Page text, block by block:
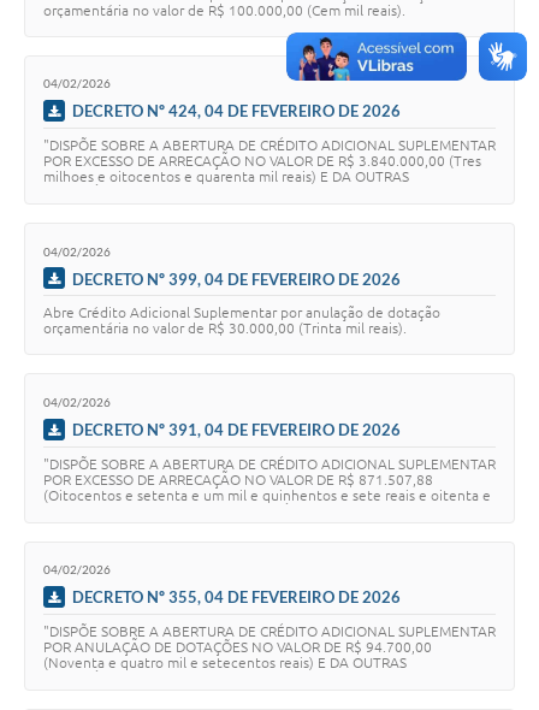
orçamentária no valor de R$ 100.000,00 (Cem mil reais).
04/02/2026
DECRETO Nº 424, 04 DE FEVEREIRO DE 2026
"DISPÕE SOBRE A ABERTURA DE CRÉDITO ADICIONAL SUPLEMENTAR
POR EXCESSO DE ARRECAÇÃO NO VALOR DE R$ 3.840.000,00 (Tres
milhoes e oitocentos e quarenta mil reais) E DA OUTRAS
04/02/2026
DECRETO Nº 399, 04 DE FEVEREIRO DE 2026
Abre Crédito Adicional Suplementar por anulação de dotação
orçamentária no valor de R$ 30.000,00 (Trinta mil reais).
04/02/2026
DECRETO Nº 391, 04 DE FEVEREIRO DE 2026
"DISPÕE SOBRE A ABERTURA DE CRÉDITO ADICIONAL SUPLEMENTAR
POR EXCESSO DE ARRECAÇÃO NO VALOR DE R$ 871.507,88
(Oitocentos e setenta e um mil e quinhentos e sete reais e oitenta e
04/02/2026
DECRETO Nº 355, 04 DE FEVEREIRO DE 2026
"DISPÕE SOBRE A ABERTURA DE CRÉDITO ADICIONAL SUPLEMENTAR
POR ANULAÇÃO DE DOTAÇÕES NO VALOR DE R$ 94.700,00
(Noventa e quatro mil e setecentos reais) E DA OUTRAS